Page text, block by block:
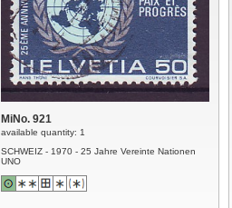
MiNo. 921
available quantity: 1
SCHWEIZ - 1970 - 25 Jahre Vereinte Nationen
UNO